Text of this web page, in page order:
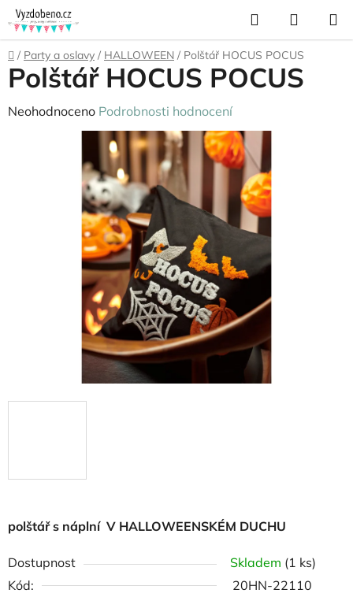
Přejít
na
obsah
Hledat
KOŠÍK
Domů
/ Party a oslavy / HALLOWEEN / Polštář HOCUS POCUS
polštář s náplní V HALLOWEENSKÉM DUCHU
Dostupnost Skladem (1 ks)
Kód:
20HN-22110
Polštář HOCUS POCUS
Průměrné
Neohodnoceno Podrobnosti hodnocení